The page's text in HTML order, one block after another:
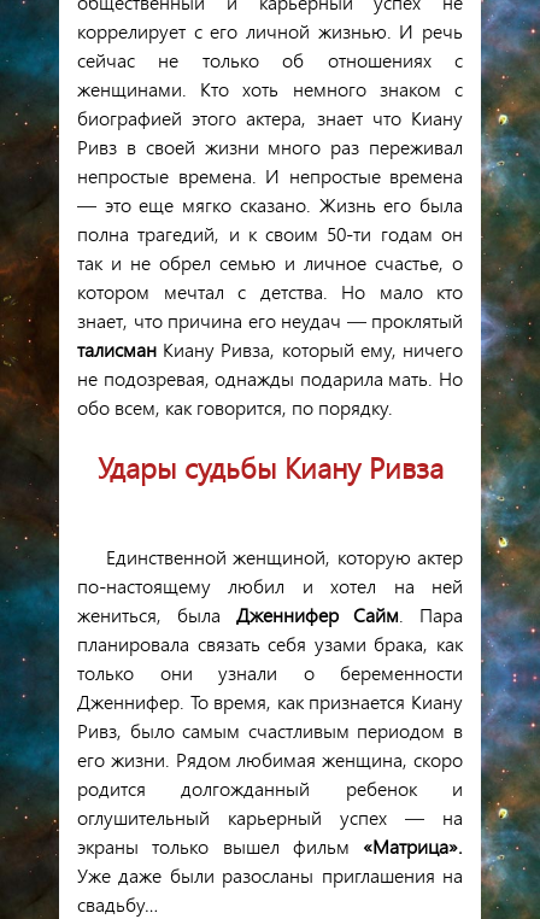
коррелирует с его личной жизнью. И речь
сейчас не только об отношениях с
женщинами. Кто хоть немного знаком с
биографией этого актера, знает что Киану
Ривз в своей жизни много раз переживал
непростые времена. И непростые времена
— это еще мягко сказано. Жизнь его была
полна трагедий, и к своим 50-ти годам он
так и не обрел семью и личное счастье, о
котором мечтал с детства. Но мало кто
знает, что причина его неудач — проклятый
талисман Киану Ривза, который ему, ничего
не подозревая, однажды подарила мать. Но
обо всем, как говорится, по порядку.
Удары судьбы Киану Ривза
Единственной женщиной, которую актер
по-настоящему любил и хотел на ней
жениться, была Дженнифер Сайм. Пара
планировала связать себя узами брака, как
только они узнали о беременности
Дженнифер. То время, как признается Киану
Ривз, было самым счастливым периодом в
его жизни. Рядом любимая женщина, скоро
родится долгожданный ребенок и
оглушительный карьерный успех — на
экраны только вышел фильм «Матрица».
Уже даже были разосланы приглашения на
свадьбу…